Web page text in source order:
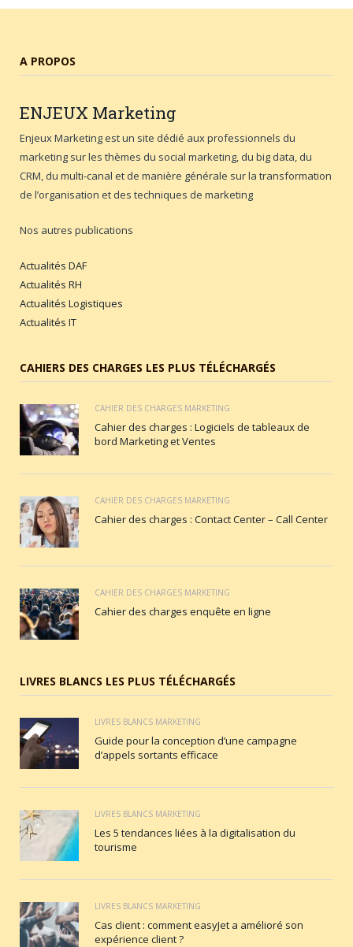
A PROPOS
ENJEUX Marketing
Enjeux Marketing est un site dédié aux professionnels du
marketing sur les thèmes du social marketing, du big data, du
CRM, du multi-canal et de manière générale sur la transformation
de l’organisation et des techniques de marketing
Nos autres publications
Actualités DAF
Actualités RH
Actualités Logistiques
Actualités IT
CAHIERS DES CHARGES LES PLUS TÉLÉCHARGÉS
CAHIER DES CHARGES MARKETING
Cahier des charges : Logiciels de tableaux de
bord Marketing et Ventes
CAHIER DES CHARGES MARKETING
Cahier des charges : Contact Center – Call Center
CAHIER DES CHARGES MARKETING
Cahier des charges enquête en ligne
LIVRES BLANCS LES PLUS TÉLÉCHARGÉS
LIVRES BLANCS MARKETING
Guide pour la conception d’une campagne
d’appels sortants efficace
LIVRES BLANCS MARKETING
Les 5 tendances liées à la digitalisation du
tourisme
LIVRES BLANCS MARKETING
Cas client : comment easyJet a amélioré son
expérience client ?